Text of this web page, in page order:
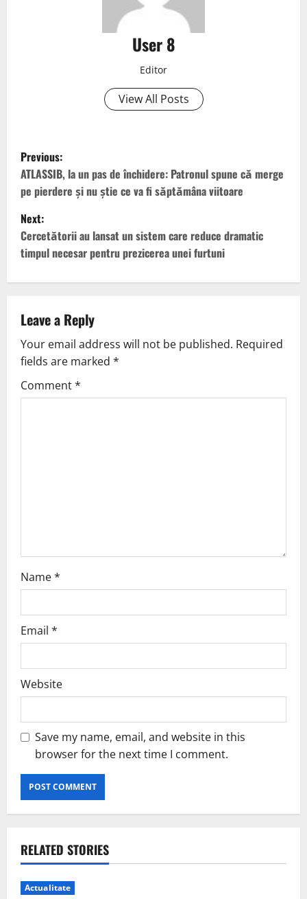
User 8
Editor
View All Posts
Previous:
ATLASSIB, la un pas de închidere: Patronul spune că merge
pe pierdere și nu știe ce va fi săptămâna viitoare
Next:
Cercetătorii au lansat un sistem care reduce dramatic
timpul necesar pentru prezicerea unei furtuni
Leave a Reply
Your email address will not be published. Required
fields are marked *
Comment*
Name*
Email *
Website
Save my name, email, and website in this
browser for the next time I comment.
RELATED STORIES
Actualitate